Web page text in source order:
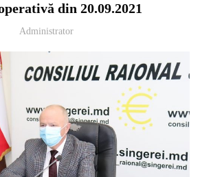
din 20.09.2021
Administrator